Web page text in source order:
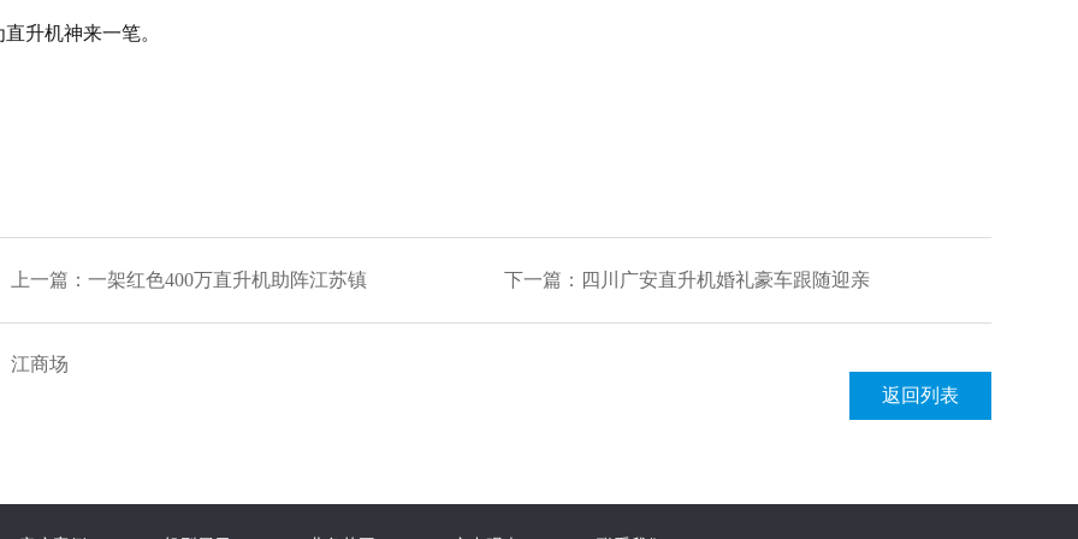
升机神来一笔。
上一篇： 一架红色400万直升机助阵江苏镇
江商场
下一篇： 四川广安直升机婚礼豪车跟随迎亲
返回列表